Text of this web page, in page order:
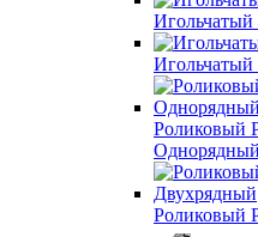
Роликовый
Однорядный
Роликовый